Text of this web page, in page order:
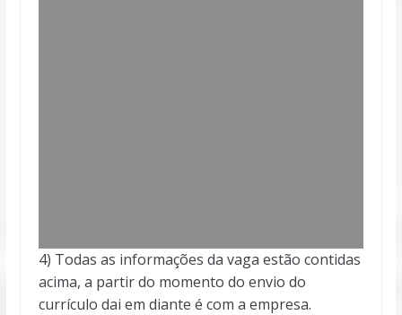
4) Todas as informações da vaga estão contidas
acima, a partir do momento do envio do
currículo dai em diante é com a empresa.